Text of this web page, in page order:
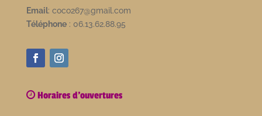
Email: coco267@gmail.com
Téléphone: 06.13.62.88.95
Horaires d'ouvertures